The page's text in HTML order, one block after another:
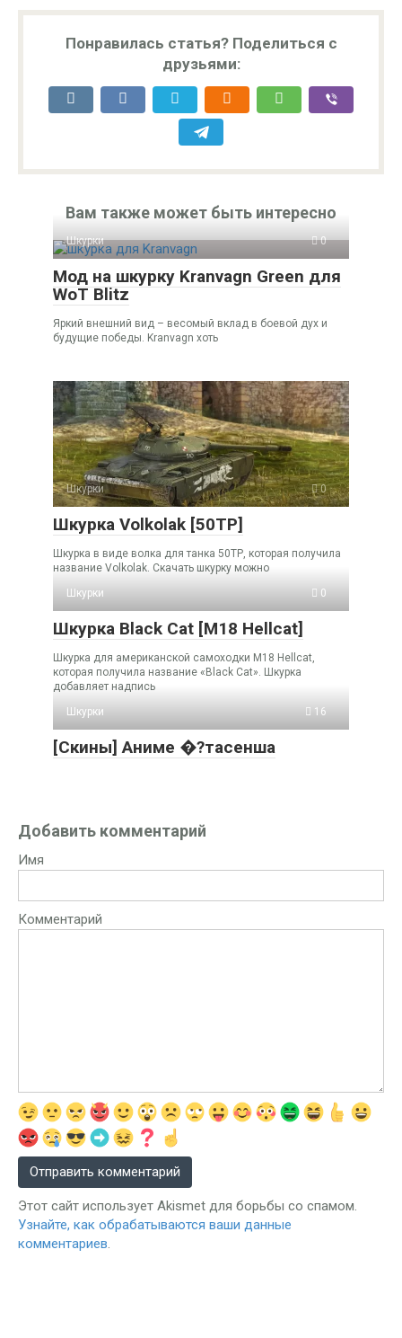
Понравилась статья? Поделиться с
друзьями:
Вам также может быть интересно
Шкурки 0
Мод на шкурку Kranvagn Green для
WoT Blitz
Яркий внешний вид – весомый вклад в боевой дух и
будущие победы. Kranvagn хоть
Шкурки 0
Шкурка Volkolak [50TP]
Шкурка в виде волка для танка 50ТР, которая получила
название Volkolak. Скачать шкурку можно
Шкурки
0
Шкурка Black Cat [M18 Hellcat]
Шкурка для американской самоходки M18 Hellcat,
которая получила название «Black Cat». Шкурка
добавляет надпись
Шкурки
16
[Скины] Аниме �?тасенша
Добавить комментарий
Имя
Комментарий
Этот сайт использует Akismet для борьбы со спамом.
Узнайте, как обрабатываются ваши данные
комментариев.